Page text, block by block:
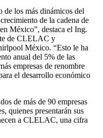
de los más dinámicos del
de la cadena de
México”, destaca el Ing.
de CLELAC y
México. “Esto le ha
anual del 5% de las
empresas de renombre
el desarrollo económico
de más de 90 empresas
quienes presentarán sus
a CLELAC, una cifra